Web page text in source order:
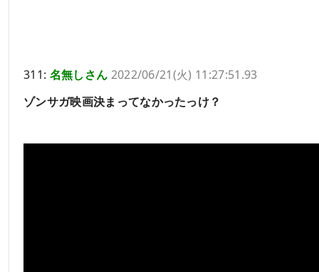
311: 名無しさん 2022/06/21(火) 11:27:51.93
ゾンサガ映画決まってなかったっけ？